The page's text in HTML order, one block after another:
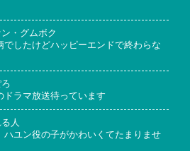
・グムボク
でしたけどハッピーエンドで終わらな
ドラマ放送待っています
人
ハユン役の子がかわいくてたまりませ